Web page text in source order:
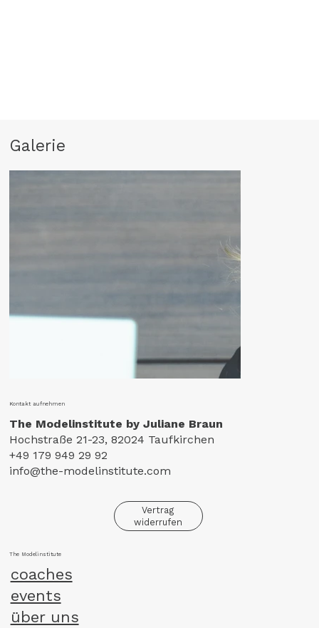
Galerie
Kontakt aufnehmen
The Modelinstitute by Juliane Braun
Hochstraße 21-23, 82024 Taufkirchen
+49 179 949 29 92
info@the-modelinstitute.com
Vertrag
widerrufen
The Modelinstitute
coaches
events
über uns